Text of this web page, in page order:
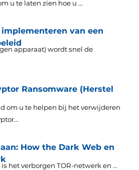
u te laten zien hoe u ...
van een
apparaat) wordt snel de
Ransomware (Herstel
om u te helpen bij het verwijderen
How the Dark Web en
het verborgen TOR-netwerk en ...